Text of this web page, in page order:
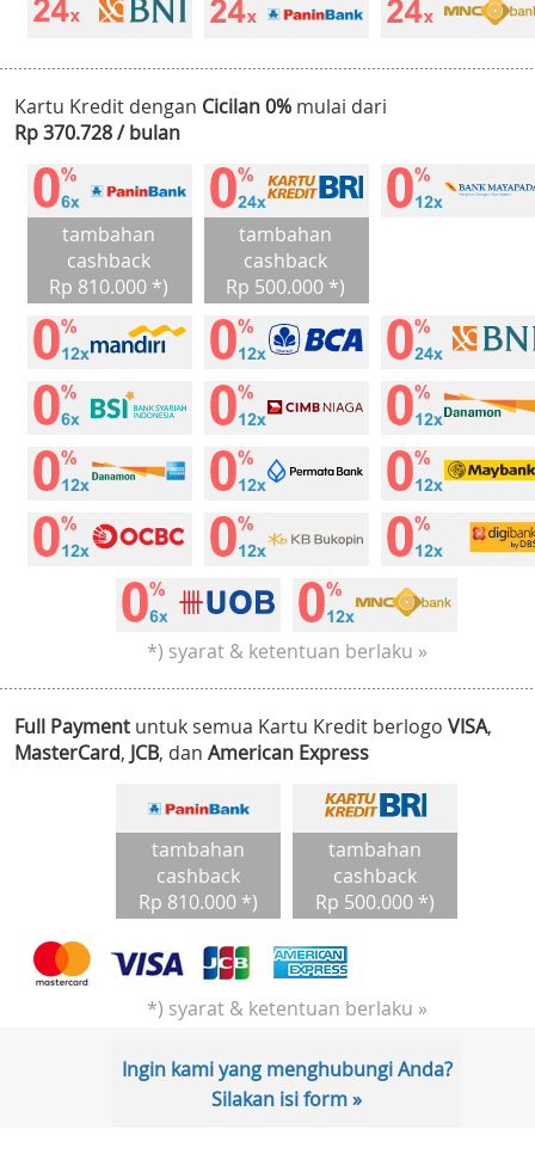
Kartu Kredit dengan Cicilan 0% mulai dari
Rp 370.728 / bulan
tambahan
cashback
Rp 810.000 *)
tambahan
cashback
Rp 500.000 *)
*) syarat & ketentuan berlaku »
Full Payment untuk semua Kartu Kredit berlogo VISA,
MasterCard, JCB, dan American Express
tambahan
cashback
Rp 810.000 *)
tambahan
cashback
Rp 500.000 *)
*) syarat & ketentuan berlaku »
Ingin kami yang menghubungi Anda?
Silakan isi form »